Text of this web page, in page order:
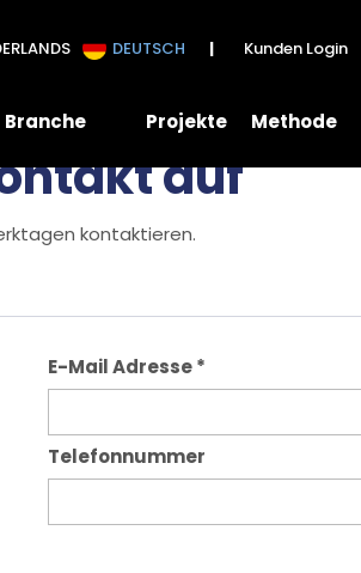
DEUTSCH Kunden Login
Branche Projekte Methode
auf
kontaktieren.
E-Mail Adresse*
Telefonnummer